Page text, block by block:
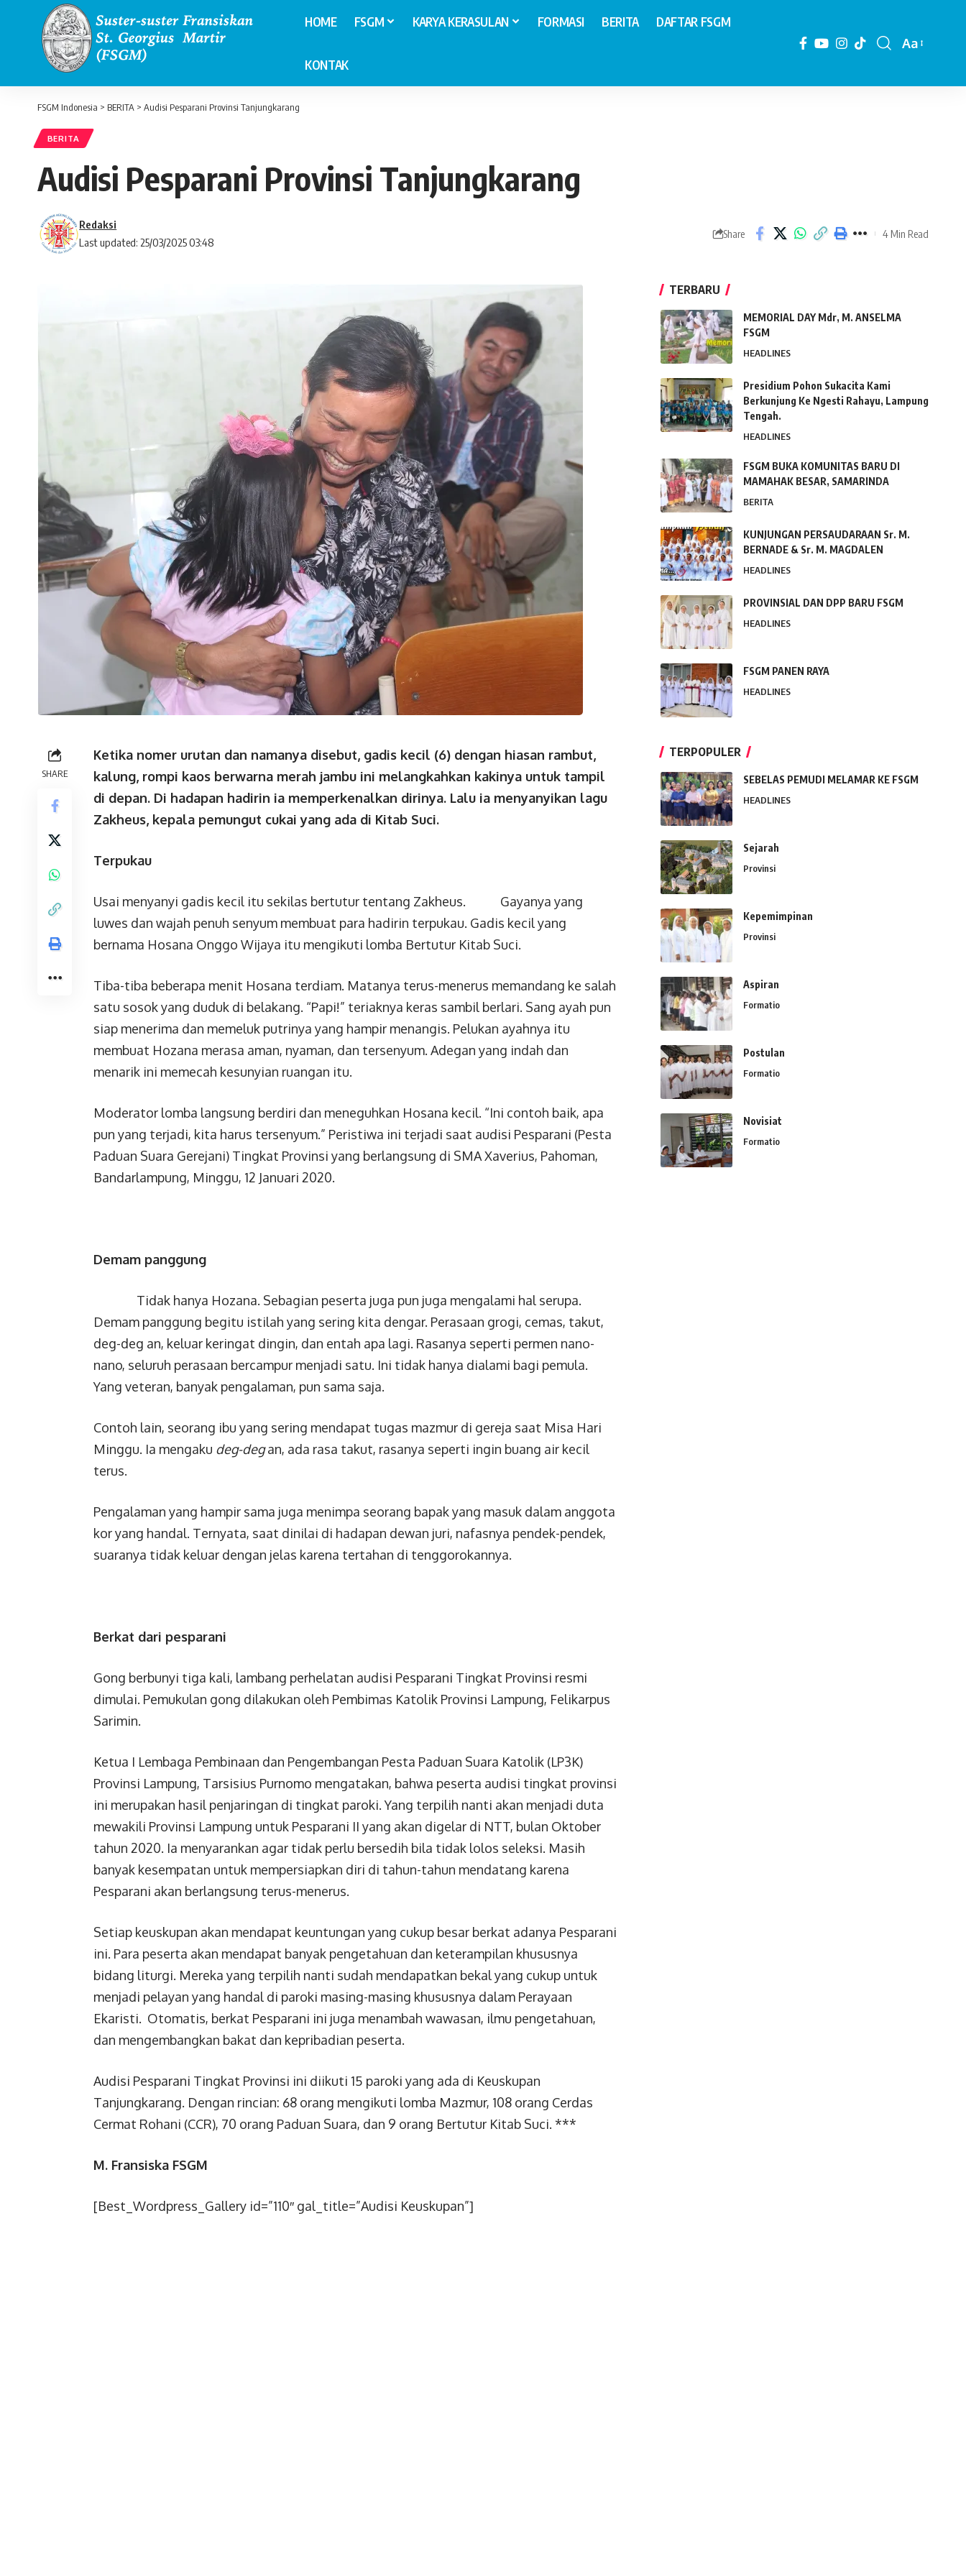
HOME FSGM KARYA KERASULAN FORMASI BERITA DAFTAR FSGM
KONTAK
Font
Aa
FSGM Indonesia > BERITA > Audisi Pesparani Provinsi Tanjungkarang
BERITA
Audisi Pesparani Provinsi Tanjungkarang
Last updated: 25/03/2025 03:48
Redaksi
Share 4 Min Read
SHARE
Ketika nomer urutan dan namanya disebut, gadis kecil (6) dengan hiasan rambut,
kalung, rompi kaos berwarna merah jambu ini melangkahkan kakinya untuk tampil
di depan. Di hadapan hadirin ia memperkenalkan dirinya. Lalu ia menyanyikan lagu
Zakheus, kepala pemungut cukai yang ada di Kitab Suci.
Terpukau
Usai menyanyi gadis kecil itu sekilas bertutur tentang Zakheus. Gayanya yang
luwes dan wajah penuh senyum membuat para hadirin terpukau. Gadis kecil yang
bernama Hosana Onggo Wijaya itu mengikuti lomba Bertutur Kitab Suci.
Tiba-tiba beberapa menit Hosana terdiam. Matanya terus-menerus memandang ke salah
satu sosok yang duduk di belakang. “Papi!” teriaknya keras sambil berlari. Sang ayah pun
siap menerima dan memeluk putrinya yang hampir menangis. Pelukan ayahnya itu
membuat Hozana merasa aman, nyaman, dan tersenyum. Adegan yang indah dan
menarik ini memecah kesunyian ruangan itu.
Moderator lomba langsung berdiri dan meneguhkan Hosana kecil. “Ini contoh baik, apa
pun yang terjadi, kita harus tersenyum.” Peristiwa ini terjadi saat audisi Pesparani (Pesta
Paduan Suara Gerejani) Tingkat Provinsi yang berlangsung di SMA Xaverius, Pahoman,
Bandarlampung, Minggu, 12 Januari 2020.
Demam panggung
Tidak hanya Hozana. Sebagian peserta juga pun juga mengalami hal serupa.
Demam panggung begitu istilah yang sering kita dengar. Perasaan grogi, cemas, takut,
deg-deg an, keluar keringat dingin, dan entah apa lagi. Rasanya seperti permen nano-
nano, seluruh perasaan bercampur menjadi satu. Ini tidak hanya dialami bagi pemula.
Yang veteran, banyak pengalaman, pun sama saja.
Contoh lain, seorang ibu yang sering mendapat tugas mazmur di gereja saat Misa Hari
Minggu. Ia mengaku deg-degan, ada rasa takut, rasanya seperti ingin buang air kecil
terus.
Pengalaman yang hampir sama juga menimpa seorang bapak yang masuk dalam anggota
kor yang handal. Ternyata, saat dinilai di hadapan dewan juri, nafasnya pendek-pendek,
suaranya tidak keluar dengan jelas karena tertahan di tenggorokannya.
Berkat dari pesparani
Gong berbunyi tiga kali, lambang perhelatan audisi Pesparani Tingkat Provinsi resmi
dimulai. Pemukulan gong dilakukan oleh Pembimas Katolik Provinsi Lampung, Felikarpus
Sarimin.
Ketua I Lembaga Pembinaan dan Pengembangan Pesta Paduan Suara Katolik (LP3K)
Provinsi Lampung, Tarsisius Purnomo mengatakan, bahwa peserta audisi tingkat provinsi
ini merupakan hasil penjaringan di tingkat paroki. Yang terpilih nanti akan menjadi duta
mewakili Provinsi Lampung untuk Pesparani II yang akan digelar di NTT, bulan Oktober
tahun 2020. Ia menyarankan agar tidak perlu bersedih bila tidak lolos seleksi. Masih
banyak kesempatan untuk mempersiapkan diri di tahun-tahun mendatang karena
Pesparani akan berlangsung terus-menerus.
Setiap keuskupan akan mendapat keuntungan yang cukup besar berkat adanya Pesparani
ini. Para peserta akan mendapat banyak pengetahuan dan keterampilan khususnya
bidang liturgi. Mereka yang terpilih nanti sudah mendapatkan bekal yang cukup untuk
menjadi pelayan yang handal di paroki masing-masing khususnya dalam Perayaan
Ekaristi. Otomatis, berkat Pesparani ini juga menambah wawasan, ilmu pengetahuan,
dan mengembangkan bakat dan kepribadian peserta.
Audisi Pesparani Tingkat Provinsi ini diikuti 15 paroki yang ada di Keuskupan
Tanjungkarang. Dengan rincian: 68 orang mengikuti lomba Mazmur, 108 orang Cerdas
Cermat Rohani (CCR), 70 orang Paduan Suara, dan 9 orang Bertutur Kitab Suci. ***
M. Fransiska FSGM
[Best_Wordpress_Gallery id=”110″ gal_title=”Audisi Keuskupan”]
TERBARU
MEMORIAL DAY Mdr, M. ANSELMA
FSGM
HEADLINES
Presidium Pohon Sukacita Kami
Berkunjung Ke Ngesti Rahayu, Lampung
Tengah.
HEADLINES
FSGM BUKA KOMUNITAS BARU DI
MAMAHAK BESAR, SAMARINDA
BERITA
KUNJUNGAN PERSAUDARAAN Sr. M.
BERNADE & Sr. M. MAGDALEN
HEADLINES
PROVINSIAL DAN DPP BARU FSGM
HEADLINES
FSGM PANEN RAYA
HEADLINES
TERPOPULER
SEBELAS PEMUDI MELAMAR KE FSGM
HEADLINES
Sejarah
Provinsi
Kepemimpinan
Provinsi
Aspiran
Formatio
Postulan
Formatio
Novisiat
Formatio